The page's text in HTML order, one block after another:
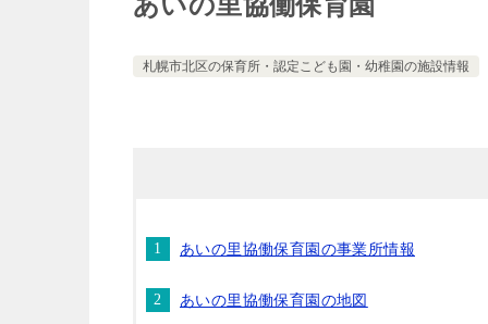
札幌市北区の保育所・認定こども園・幼稚園の施設情報
あいの里協働保育園の事業所情報
あいの里協働保育園の地図